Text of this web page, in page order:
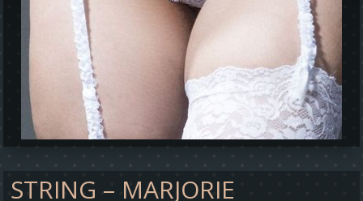
STRING – MARJORIE